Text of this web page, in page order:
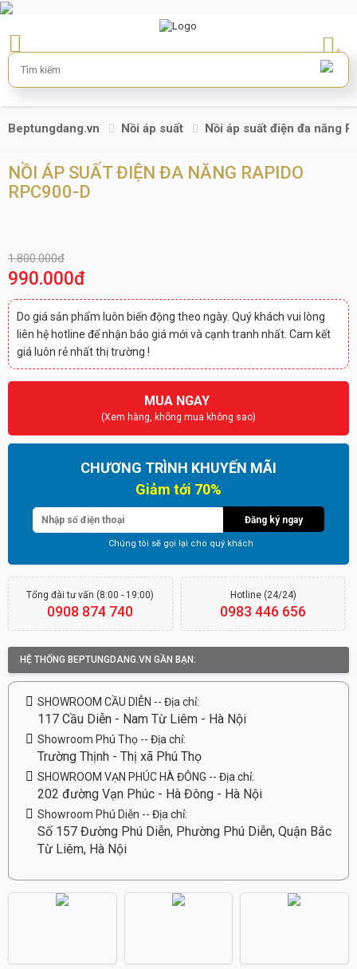
+
Beptungdang.vn Nồi áp suất Nồi áp suất điện đa năng
NỒI ÁP SUẤT ĐIỆN ĐA NĂNG RAPIDO
RPC900-D
1.800.000đ
990.000đ
Do giá sản phẩm luôn biến động theo ngày. Quý khách vui lòng
liên hệ hotline để nhận báo giá mới và cạnh tranh nhất. Cam kết
giá luôn rẻ nhất thị trường !
MUA NGAY
(Xem hàng, không mua không sao)
CHƯƠNG TRÌNH KHUYẾN MÃI
Giảm tới 70%
Đăng ký ngay
Chúng tôi sẽ gọi lại cho quý khách
Tổng đài tư vấn (8:00 - 19:00)
0908 874 740
Hotline (24/24)
0983 446 656
HỆ THỐNG BEPTUNGDANG.VN GẦN BẠN:
SHOWROOM CẦU DIỄN -- Địa chỉ:
117 Cầu Diễn - Nam Từ Liêm - Hà Nội
Showroom Phú Thọ -- Địa chỉ:
Trường Thịnh - Thị xã Phú Thọ
SHOWROOM VẠN PHÚC HÀ ĐÔNG -- Địa chỉ:
202 đường Vạn Phúc - Hà Đông - Hà Nội
Showroom Phú Diễn -- Địa chỉ:
Số 157 Đường Phú Diễn, Phường Phú Diễn, Quận Bắc
Từ Liêm, Hà Nội